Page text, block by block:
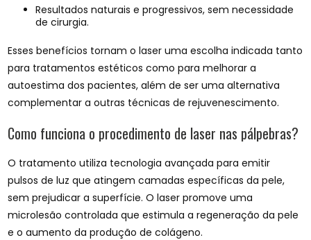
Resultados naturais e progressivos, sem necessidade
de cirurgia.
Esses benefícios tornam o laser uma escolha indicada tanto
para tratamentos estéticos como para melhorar a
autoestima dos pacientes, além de ser uma alternativa
complementar a outras técnicas de rejuvenescimento.
Como funciona o procedimento de laser nas pálpebras?
O tratamento utiliza tecnologia avançada para emitir
pulsos de luz que atingem camadas específicas da pele,
sem prejudicar a superfície. O laser promove uma
microlesão controlada que estimula a regeneração da pele
e o aumento da produção de colágeno.